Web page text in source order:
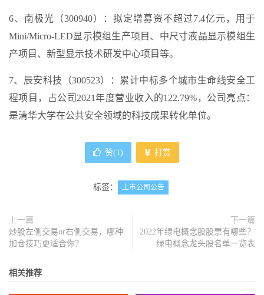
6、南极光（300940）：拟定增募资不超过7.4亿元，用于
Mini/Micro-LED显示模组生产项目、中尺寸液晶显示模组生
产项目、新型显示技术研发中心项目等。
7、辰安科技（300523）：累计中标多个城市生命线安全工
程项目，占公司2021年度营业收入的122.79%，公司亮点：
是清华大学在公共安全领域的科技成果转化单位。
赞(1) 打赏
标签： 上市公司公告
上一篇
炒股左侧交易or右侧交易，哪种
加仓技巧更适合你？
下一篇
2022年绿电概念股股票有哪些？
绿电概念龙头股名单一览表
相关推荐